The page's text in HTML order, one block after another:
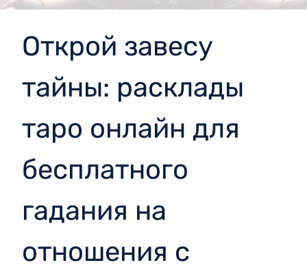
Открой завесу
тайны: расклады
таро онлайн для
бесплатного
гадания на
отношения с